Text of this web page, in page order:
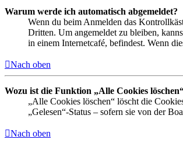
Warum werde ich automatisch abgemeldet?
Wenn du beim Anmelden das
Dritten. Um angemeldet zu bleiben,
in einem Internetcafé, befindest. Wenn
Nach oben
Wozu ist die Funktion „Alle Cookies
„Alle Cookies löschen“ löscht die
„Gelesen“-Status – sofern sie von der
Nach oben